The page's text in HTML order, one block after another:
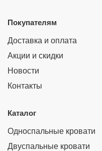
Покупателям
Доставка и оплата
Акции и скидки
Новости
Контакты
Каталог
Односпальные кровати
Двуспальные кровати